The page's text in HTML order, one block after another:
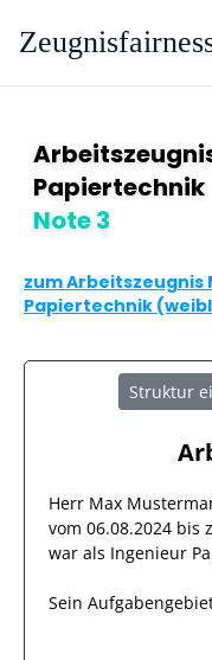
Papiertechnik
Note 3
zum
Papiertechnik
Struktur
Herr Max
vom 06.08.2024 bis
war als Ingenieur
Sein